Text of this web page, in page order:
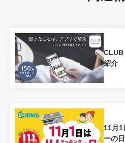
CLUB
紹介
11月1
ーの日